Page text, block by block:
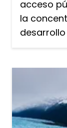
acceso
la